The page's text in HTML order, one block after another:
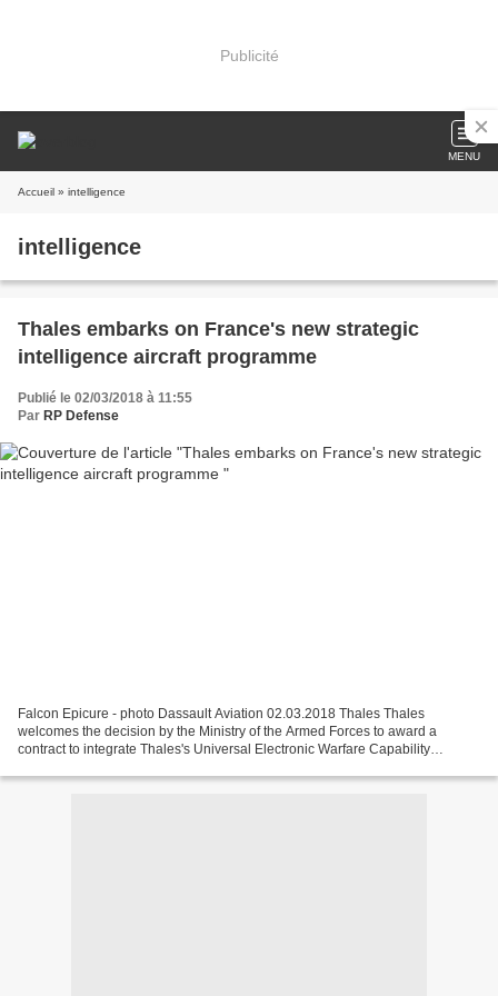
Publicité
MENU
Accueil » intelligence
intelligence
Thales embarks on France's new strategic
intelligence aircraft programme
Publié le 02/03/2018 à 11:55
Par RP Defense
Falcon Epicure - photo Dassault Aviation 02.03.2018 Thales Thales
welcomes the decision by the Ministry of the Armed Forces to award a
contract to integrate Thales's Universal Electronic Warfare Capability